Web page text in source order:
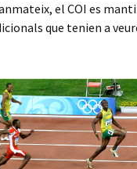
el COI es
que tenien a